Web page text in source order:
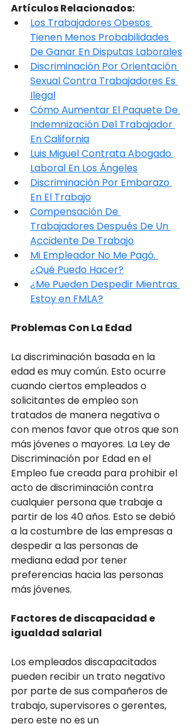
Artículos Relacionados:
Los Trabajadores Obesos
Tienen Menos Probabilidades
De Ganar En Disputas Laborales
Discriminación Por Orientación
Sexual Contra Trabajadores Es
Ilegal
Cómo Aumentar El Paquete De
Indemnización Del Trabajador
En California
Luis Miguel Contrata Abogado
Laboral En Los Ángeles
Discriminación Por Embarazo
En El Trabajo
Compensación De
Trabajadores Después De Un
Accidente De Trabajo
Mi Empleador No Me Pagó.
¿Qué Puedo Hacer?
¿Me Pueden Despedir Mientras
Estoy en FMLA?
Problemas Con La Edad
La discriminación basada en la
edad es muy común. Esto ocurre
cuando ciertos empleados o
solicitantes de empleo son
tratados de manera negativa o
con menos favor que otros que son
más jóvenes o mayores. La Ley de
Discriminación por Edad en el
Empleo fue creada para prohibir el
acto de discriminación contra
cualquier persona que trabaje a
partir de los 40 años. Esto se debió
a la costumbre de las empresas a
despedir a las personas de
mediana edad por tener
preferencias hacia las personas
más jóvenes.
Factores de discapacidad e
igualdad salarial
Los empleados discapacitados
pueden recibir un trato negativo
por parte de sus compañeros de
trabajo, supervisores o gerentes,
pero este no es un